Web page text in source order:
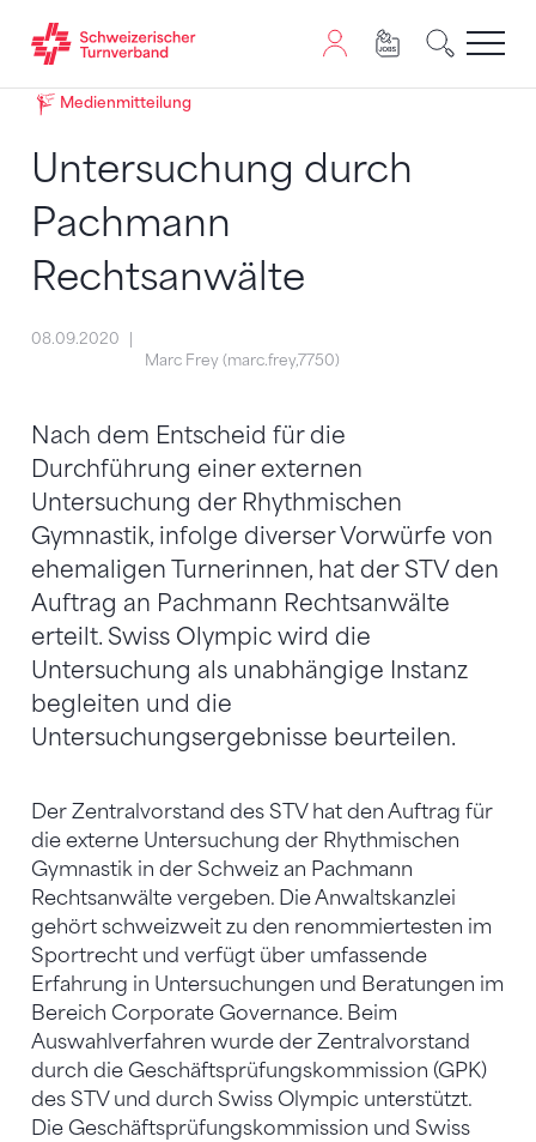
Zum Inhalt springen
Zur Sitemap navigieren
Zum Navigieren dieser Seite wird JavaScript benötigt.
Medienmitteilung
Untersuchung durch
Pachmann
Rechtsanwälte
08.09.2020
Marc Frey (marc.frey,7750)
Nach dem Entscheid für die
Durchführung einer externen
Untersuchung der Rhythmischen
Gymnastik, infolge diverser Vorwürfe von
ehemaligen Turnerinnen, hat der STV den
Auftrag an Pachmann Rechtsanwälte
erteilt. Swiss Olympic wird die
Untersuchung als unabhängige Instanz
begleiten und die
Untersuchungsergebnisse beurteilen.
Der Zentralvorstand des STV hat den Auftrag für
die externe Untersuchung der Rhythmischen
Gymnastik in der Schweiz an Pachmann
Rechtsanwälte vergeben. Die Anwaltskanzlei
gehört schweizweit zu den renommiertesten im
Sportrecht und verfügt über umfassende
Erfahrung in Untersuchungen und Beratungen im
Bereich Corporate Governance. Beim
Auswahlverfahren wurde der Zentralvorstand
durch die Geschäftsprüfungskommission (GPK)
des STV und durch Swiss Olympic unterstützt.
Die Geschäftsprüfungskommission und Swiss